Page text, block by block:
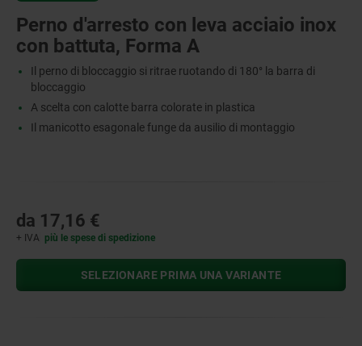
Perno d'arresto con leva acciaio inox
con battuta, Forma A
Il perno di bloccaggio si ritrae ruotando di 180° la barra di
bloccaggio
A scelta con calotte barra colorate in plastica
Il manicotto esagonale funge da ausilio di montaggio
da 17,16 €
+ IVA più le spese di spedizione
SELEZIONARE PRIMA UNA VARIANTE